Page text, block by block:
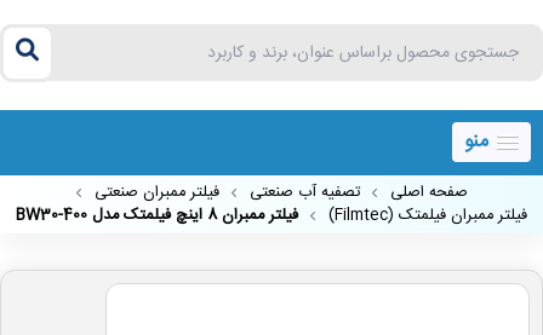
منو
صفحه اصلی تصفیه آب صنعتی
فیلتر ممبران صنعتی
فیلتر ممبران فیلمتک (Filmtec)
فیلتر ممبران 8 اینچ فیلمتک مدل BW30-400